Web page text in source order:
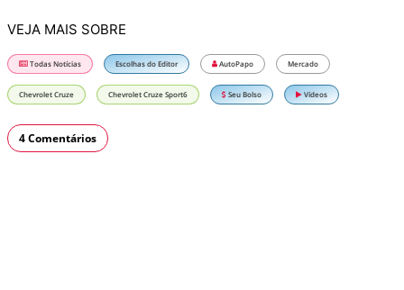
VEJA MAIS SOBRE
Todas Notícias Escolhas do Editor AutoPapo Mercado
Chevrolet Cruze Chevrolet Cruze Sport6 Seu Bolso Vídeos
4 Comentários